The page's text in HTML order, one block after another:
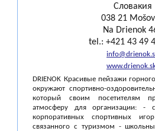
Словакия
038 21
Na Drienok
tel.: +421 43 49
DRIENOK Красивые пейзажи
окружают спортивно-
который своим посетителям
атмосферу для организации: -
корпоративных спортивных
связанного с туризмом -